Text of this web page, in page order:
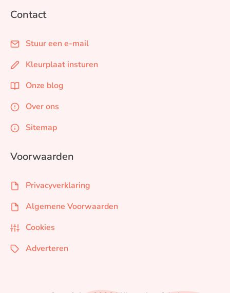
Contact
Stuur een e-mail
Kleurplaat insturen
Onze blog
Over ons
Sitemap
Voorwaarden
Privacyverklaring
Algemene Voorwaarden
Cookies
Adverteren